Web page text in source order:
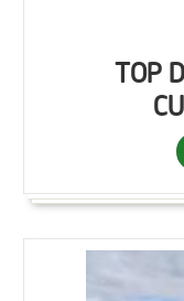
TOP